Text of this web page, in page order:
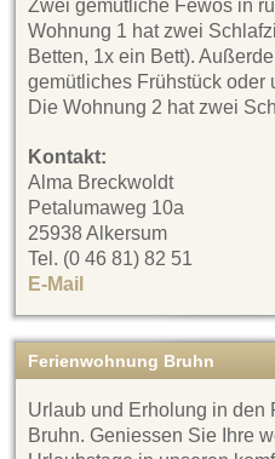
Zwei gemütliche Fewos in
Wohnung 1 hat zwei
Betten, 1x ein Bett).
gemütliches Frühstück oder
Die Wohnung 2 hat zwei
Kontakt:
Alma Breckwoldt
Petalumaweg 10a
25938 Alkersum
Tel. (0 46 81) 82 51
E-Mail
Ferienwohnung Bruhn
Urlaub und Erholung in den
Bruhn. Geniessen Sie Ihre